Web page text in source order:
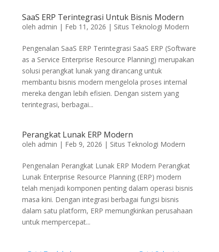
SaaS ERP Terintegrasi Untuk Bisnis Modern
oleh admin | Feb 11, 2026 | Situs Teknologi Modern
Pengenalan SaaS ERP Terintegrasi SaaS ERP (Software
as a Service Enterprise Resource Planning) merupakan
solusi perangkat lunak yang dirancang untuk
membantu bisnis modern mengelola proses internal
mereka dengan lebih efisien. Dengan sistem yang
terintegrasi, berbagai...
Perangkat Lunak ERP Modern
oleh admin | Feb 9, 2026 | Situs Teknologi Modern
Pengenalan Perangkat Lunak ERP Modern Perangkat
Lunak Enterprise Resource Planning (ERP) modern
telah menjadi komponen penting dalam operasi bisnis
masa kini. Dengan integrasi berbagai fungsi bisnis
dalam satu platform, ERP memungkinkan perusahaan
untuk mempercepat...